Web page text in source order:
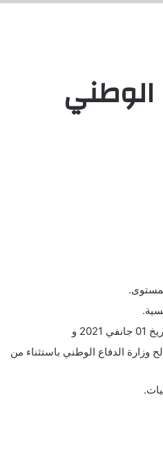
الوطني
الدفاع الوطني باستثناء من